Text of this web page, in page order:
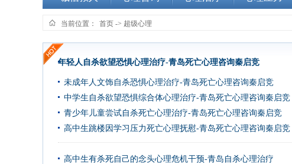
当前位置： 首页 -> 超级心理
年轻人自杀欲望恐惧心理治疗-青岛死亡心理咨询秦启竞
未成年人文饰自杀恐惧心理治疗-青岛死亡心理咨询秦启竞
中学生自杀欲望恐惧综合体心理治疗-青岛死亡心理咨询秦启竞
青少年儿童尝试自杀死亡心理治疗-青岛死亡心理咨询秦启竞
高中生跳楼因学习压力死亡心理抚慰-青岛死亡心理咨询秦启竞
高中生有杀死自己的念头心理危机干预-青岛自杀心理治疗